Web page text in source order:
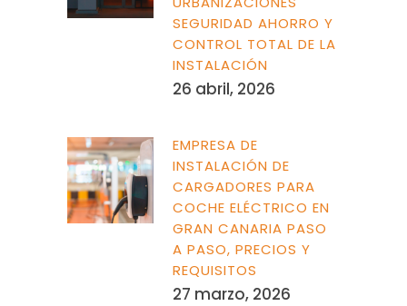
SEGURIDAD AHORRO Y
CONTROL TOTAL DE LA
INSTALACIÓN
26 abril, 2026
EMPRESA DE
INSTALACIÓN DE
CARGADORES PARA
COCHE ELÉCTRICO EN
GRAN CANARIA PASO
A PASO, PRECIOS Y
REQUISITOS
27 marzo, 2026